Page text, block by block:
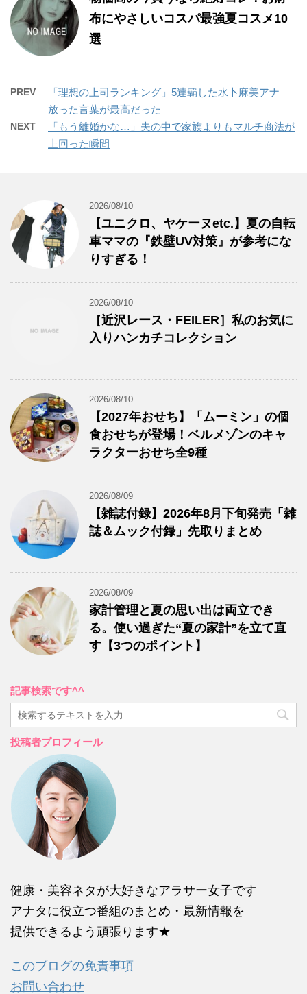
布にやさしいコスパ最強夏コスメ10
選
PREV
「理想の上司ランキング」5連覇した水卜麻美アナ
放った言葉が最高だった
NEXT
「もう離婚かな…」夫の中で家族よりもマルチ商法が
上回った瞬間
2026/08/10
【ユニクロ、ヤケーヌetc.】夏の自転
車ママの『鉄壁UV対策』が参考にな
りすぎる！
2026/08/10
［近沢レース・FEILER］私のお気に
入りハンカチコレクション
2026/08/10
【2027年おせち】「ムーミン」の個
食おせちが登場！ベルメゾンのキャ
ラクターおせち全9種
2026/08/09
【雑誌付録】2026年8月下旬発売「雑
誌＆ムック付録」先取りまとめ
2026/08/09
家計管理と夏の思い出は両立でき
る。使い過ぎた“夏の家計”を立て直
す【3つのポイント】
記事検索です^^
投稿者プロフィール
健康・美容ネタが大好きなアラサー女子です
アナタに役立つ番組のまとめ・最新情報を
提供できるよう頑張ります★
このブログの免責事項
お問い合わせ